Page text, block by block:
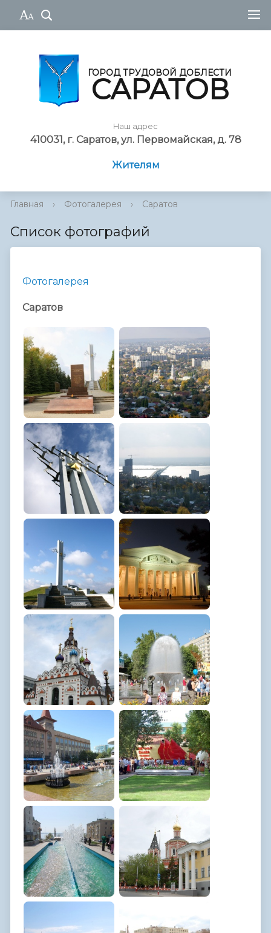
ГОРОД ТРУДОВОЙ ДОБЛЕСТИ
САРАТОВ
Наш адрес
410031, г. Саратов, ул. Первомайская, д. 78
Жителям
Главная › Фотогалерея › Саратов
Список фотографий
Фотогалерея
Саратов